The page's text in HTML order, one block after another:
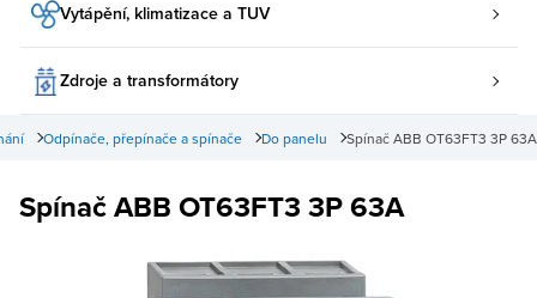
Vytápění, klimatizace a TUV
Zdroje a transformátory
Spínač ABB OT63FT3 3P 63A
Do panelu
Odpínače, přepínače a spínače
Spínač ABB OT63FT3 3P 63A